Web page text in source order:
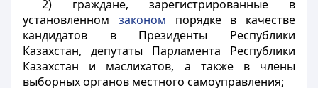
2) граждане, зарегистрированные в
установленном законом порядке в качестве
кандидатов в Президенты Республики
Казахстан, депутаты Парламента Республики
Казахстан и маслихатов, а также в члены
выборных органов местного самоуправления;